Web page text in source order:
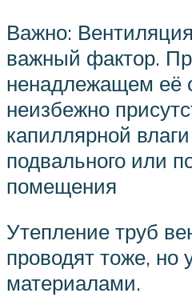
Важно:
важный фактор.
ненадлежащем её
неизбежно
капиллярной
подвального или
помещения
Утепление труб
проводят тоже, но
материалами.